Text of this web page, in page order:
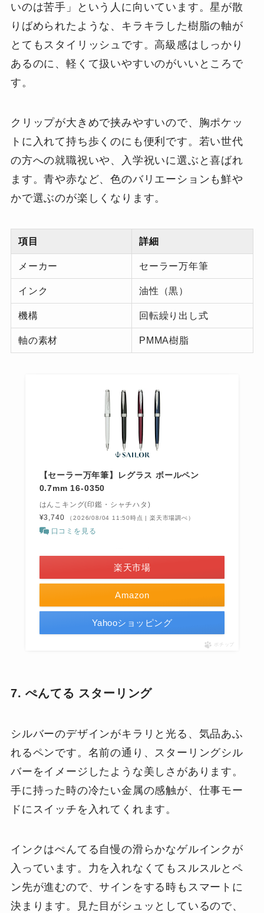
いのは苦手」という人に向いています。星が散
りばめられたような、キラキラした樹脂の軸が
とてもスタイリッシュです。高級感はしっかり
あるのに、軽くて扱いやすいのがいいところで
す。
クリップが大きめで挟みやすいので、胸ポケッ
トに入れて持ち歩くのにも便利です。若い世代
の方への就職祝いや、入学祝いに選ぶと喜ばれ
ます。青や赤など、色のバリエーションも鮮や
かで選ぶのが楽しくなります。
項目 詳細
メーカー セーラー万年筆
インク 油性（黒）
機構 回転繰り出し式
軸の素材 PMMA樹脂
【セーラー万年筆】レグラス ボールペン
0.7mm 16-0350
はんこキング(印鑑・シャチハタ)
¥3,740
（2026/08/04 11:50時点 | 楽天市場調べ）
口コミを見る
Amazon
楽天市場
Yahooショッピング
ポチップ
7. ぺんてる スターリング
シルバーのデザインがキラリと光る、気品あふ
れるペンです。名前の通り、スターリングシル
バーをイメージしたような美しさがあります。
手に持った時の冷たい金属の感触が、仕事モー
ドにスイッチを入れてくれます。
インクはぺんてる自慢の滑らかなゲルインクが
入っています。力を入れなくてもスルスルとペ
ン先が進むので、サインをする時もスマートに
決まります。見た目がシュッとしているので、